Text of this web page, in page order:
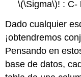
\(\Sigma\)! : C-
Dado cualquier
¡obtendremos
Pensando en
base de datos,